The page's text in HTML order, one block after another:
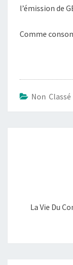
l’émission de
Comme
Non Classé
La Vie Du